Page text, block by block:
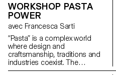
WORKSHOP PASTA
POWER
avec Francesca Sarti
“Pasta” is a complex world
where design and
craftsmanship, traditions and
industries coexist. The
workshop will be an occasion